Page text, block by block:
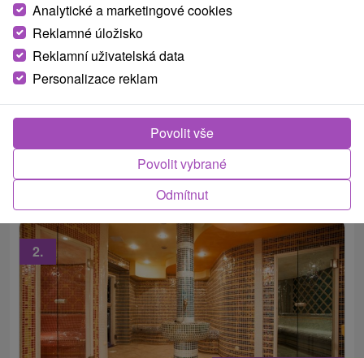
Dokonalý odpočinek s neomezeným wellness
v útulném hotelu ve Štiavnických Baních
Boutique Hotel Siglisberg
Od 2 Nocí
Polopenze
Vychutnejte si klidný pobyt se zaměřením na relax,
kvalitní služby a komfort, který zpříjemní každý den
vašeho odpočinku.
2.
Analytické a marketingové cookies
Reklamné úložisko
Reklamní uživatelská data
Personalizace reklam
Odmítnut
Povolit vybrané
Povolit vše